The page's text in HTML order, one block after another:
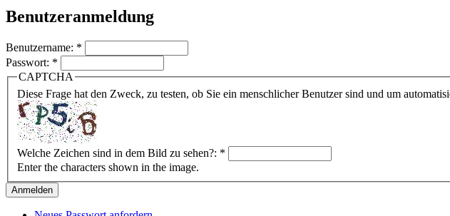
Benutzeranmeldung
Benutzername: *
Passwort: *
CAPTCHA
Diese Frage hat den Zweck, zu testen, ob Sie ein menschlicher Benutzer sind und um
Welche Zeichen sind in dem Bild zu sehen?: *
Enter the characters shown in the image.